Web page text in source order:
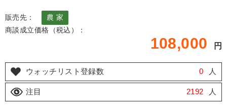
販売先：
農 家
商談成立価格（税込）：
108,000 円
ウォッチリスト登録数 0 人
注目 2192 人